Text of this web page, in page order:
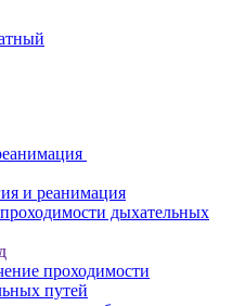
и реанимация
дыхательных
проходимости
путей